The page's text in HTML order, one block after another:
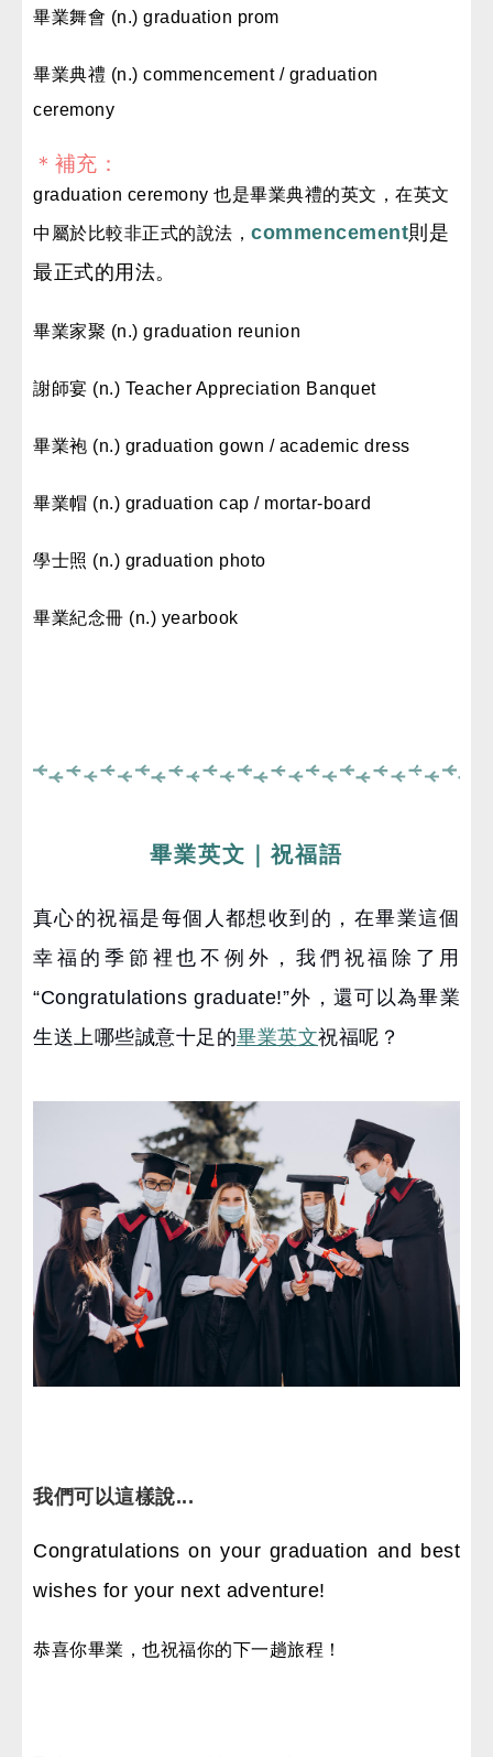
畢業舞會 (n.) graduation prom
畢業典禮 (n.) commencement / graduation
ceremony
＊補充：
graduation ceremony 也是畢業典禮的英文，在英文
中屬於比較非正式的說法， commencement則是
最正式的用法。
畢業家聚 (n.) graduation reunion
謝師宴 (n.) Teacher Appreciation Banquet
畢業袍 (n.) graduation gown / academic dress
畢業帽 (n.) graduation cap / mortar-board
學士照 (n.) graduation photo
畢業紀念冊 (n.) yearbook
畢業英文｜祝福語
真心的祝福是每個人都想收到的，在畢業這個
幸福的季節裡也不例外，我們祝福除了用
“Congratulations graduate!”外，還可以為畢業
生送上哪些誠意十足的畢業英文祝福呢？
我們可以這樣說...
Congratulations on your graduation and best
wishes for your next adventure!
恭喜你畢業，也祝福你的下一趟旅程！